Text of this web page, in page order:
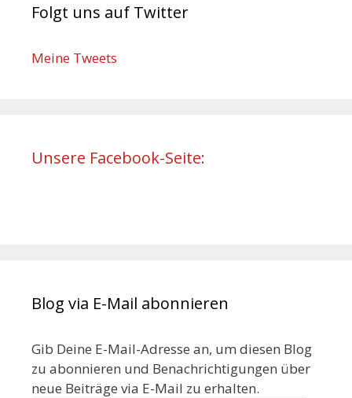
Folgt uns auf Twitter
Meine Tweets
Unsere Facebook-Seite:
Blog via E-Mail abonnieren
Gib Deine E-Mail-Adresse an, um diesen Blog
zu abonnieren und Benachrichtigungen über
neue Beiträge via E-Mail zu erhalten.